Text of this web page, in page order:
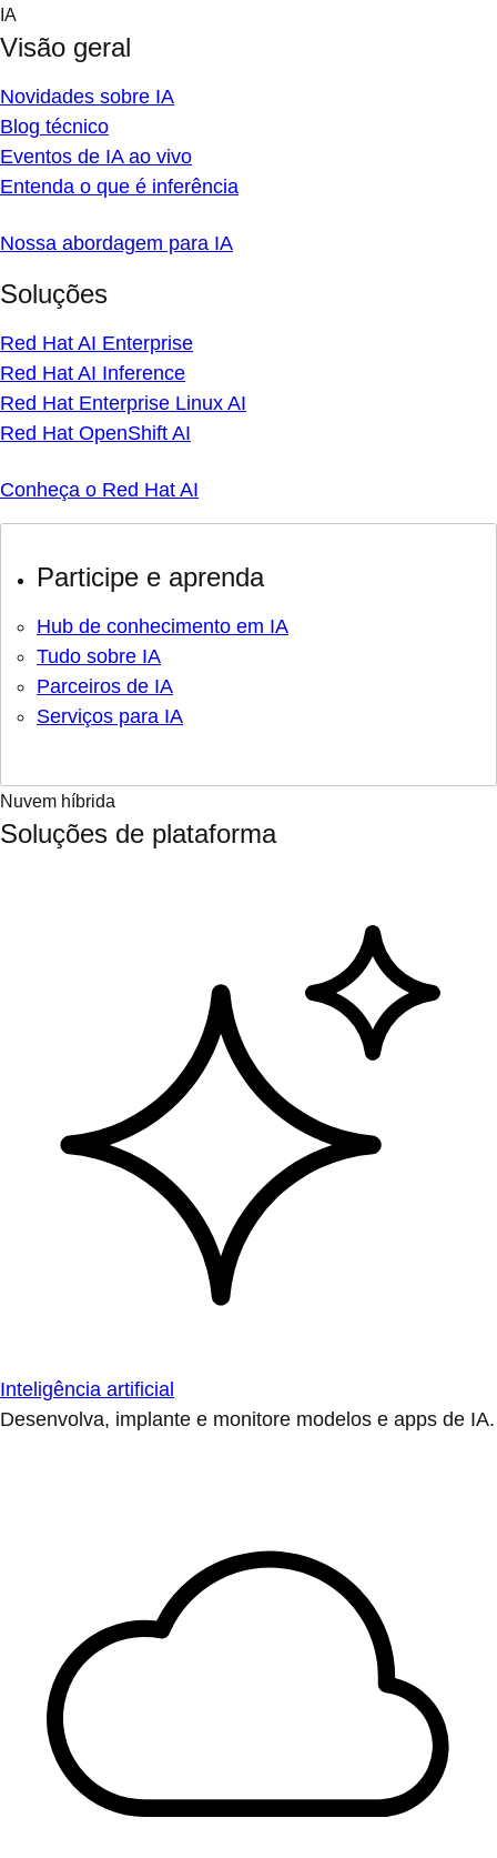
Skip
content
IA
Visão geral
Novidades sobre IA
Blog técnico
Eventos de IA ao vivo
Entenda o que é inferência
Nossa abordagem para IA
Soluções
Red Hat AI Enterprise
Red Hat AI Inference
Red Hat Enterprise Linux AI
Red Hat OpenShift AI
Conheça o Red Hat AI
Participe e aprenda
Hub de conhecimento em IA
Tudo sobre IA
Parceiros de IA
Serviços para IA
Nuvem híbrida
Soluções de plataforma
Inteligência artificial
Desenvolva, implante e monitore modelos e apps de IA.